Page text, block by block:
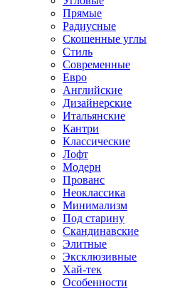
Прямые
Радиусные
Скошенные углы
Стиль
Современные
Евро
Английские
Дизайнерские
Итальянские
Кантри
Классические
Лофт
Модерн
Прованс
Неоклассика
Минимализм
Под старину
Скандинавские
Элитные
Эксклюзивные
Хай-тек
Особенности